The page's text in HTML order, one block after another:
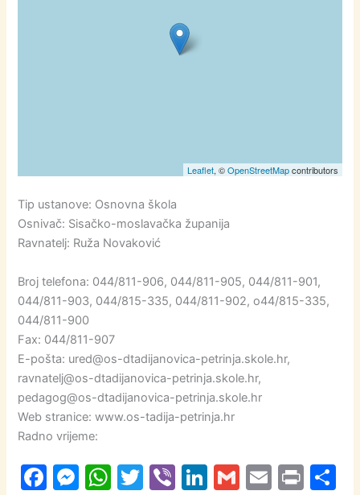
Leaflet, ©OpenStreetMapcontributors
Tip ustanove: Osnovna škola
Osnivač: Sisačko-moslavačka županija
Ravnatelj: Ruža Novaković
Broj telefona: 044/811-906, 044/811-905, 044/811-901,
044/811-903, 044/815-335, 044/811-902, o44/815-335,
044/811-900
Fax: 044/811-907
E-pošta: ured@os-dtadijanovica-petrinja.skole.hr,
ravnatelj@os-dtadijanovica-petrinja.skole.hr,
pedagog@os-dtadijanovica-petrinja.skole.hr
Web stranice: www.os-tadija-petrinja.hr
Radno vrijeme:
F
M W T
Vi Li G
E
Pr